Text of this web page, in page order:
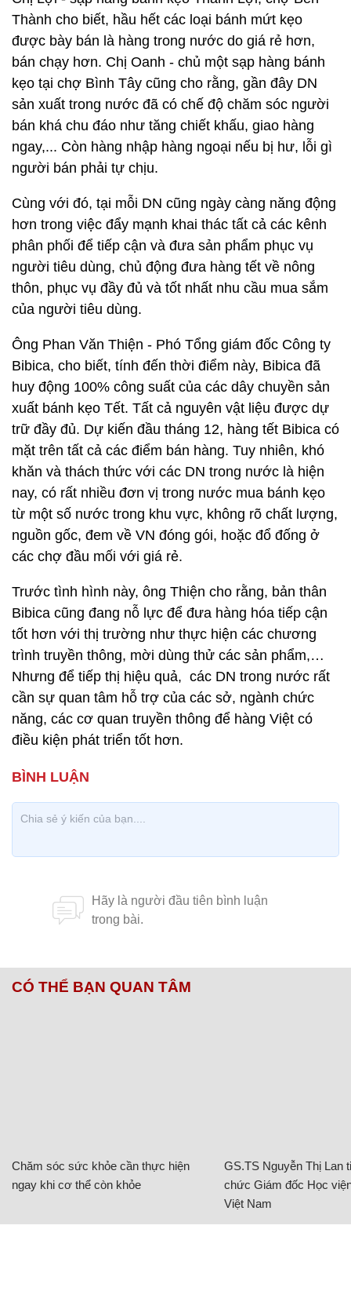
Thành cho biết, hầu hết các loại bánh mứt kẹo
được bày bán là hàng trong nước do giá rẻ hơn,
bán chạy hơn. Chị Oanh - chủ một sạp hàng bánh
kẹo tại chợ Bình Tây cũng cho rằng, gần đây DN
sản xuất trong nước đã có chế độ chăm sóc người
bán khá chu đáo như tăng chiết khấu, giao hàng
ngay,... Còn hàng nhập hàng ngoại nếu bị hư, lỗi gì
người bán phải tự chịu.
Cùng với đó, tại mỗi DN cũng ngày càng năng động
hơn trong việc đẩy mạnh khai thác tất cả các kênh
phân phối để tiếp cận và đưa sản phẩm phục vụ
người tiêu dùng, chủ động đưa hàng tết về nông
thôn, phục vụ đầy đủ và tốt nhất nhu cầu mua sắm
của người tiêu dùng.
Ông Phan Văn Thiện - Phó Tổng giám đốc Công ty
Bibica, cho biết, tính đến thời điểm này, Bibica đã
huy động 100% công suất của các dây chuyền sản
xuất bánh kẹo Tết. Tất cả nguyên vật liệu được dự
trữ đầy đủ. Dự kiến đầu tháng 12, hàng tết Bibica có
mặt trên tất cả các điểm bán hàng. Tuy nhiên, khó
khăn và thách thức với các DN trong nước là hiện
nay, có rất nhiều đơn vị trong nước mua bánh kẹo
từ một số nước trong khu vực, không rõ chất lượng,
nguồn gốc, đem về VN đóng gói, hoặc đổ đống ở
các chợ đầu mối với giá rẻ.
Trước tình hình này, ông Thiện cho rằng, bản thân
Bibica cũng đang nỗ lực để đưa hàng hóa tiếp cận
tốt hơn với thị trường như thực hiện các chương
trình truyền thông, mời dùng thử các sản phẩm,…
Nhưng để tiếp thị hiệu quả, các DN trong nước rất
cần sự quan tâm hỗ trợ của các sở, ngành chức
năng, các cơ quan truyền thông để hàng Việt có
điều kiện phát triển tốt hơn.
CÓ THỂ BẠN QUAN TÂM
Chăm sóc sức khỏe cần thực hiện
ngay khi cơ thể còn khỏe
GS.TS Nguyễn Thị Lan
chức Giám đốc Học
Việt Nam